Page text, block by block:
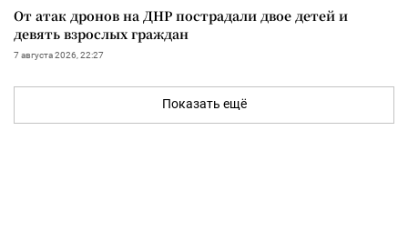
От атак дронов на ДНР пострадали двое детей и
девять взрослых граждан
7 августа 2026, 22:27
Показать ещё